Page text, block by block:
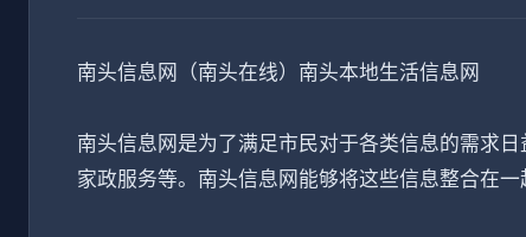
南头信息网（南头在线）南头本地生活信息网
南头信息网是为了满足市民对于各类信息的需求
家政服务等。南头信息网能够将这些信息整合在